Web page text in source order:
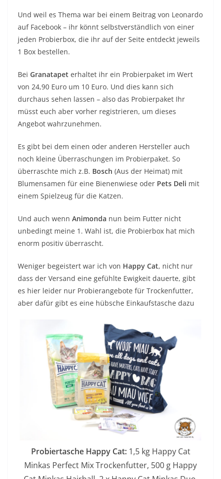
Und weil es Thema war bei einem Beitrag von Leonardo
auf Facebook – ihr könnt selbstverständlich von einer
jeden Probierbox, die ihr auf der Seite entdeckt jeweils
1 Box bestellen.
Bei Granatapet erhaltet ihr ein Probierpaket im Wert
von 24,90 Euro um 10 Euro. Und dies kann sich
durchaus sehen lassen – also das Probierpaket Ihr
müsst euch aber vorher registrieren, um dieses
Angebot wahrzunehmen.
Es gibt bei dem einen oder anderen Hersteller auch
noch kleine Überraschungen im Probierpaket. So
überraschte mich z.B. Bosch (Aus der Heimat) mit
Blumensamen für eine Bienenwiese oder Pets Deli mit
einem Spielzeug für die Katzen.
Und auch wenn Animonda nun beim Futter nicht
unbedingt meine 1. Wahl ist, die Probierbox hat mich
enorm positiv überrascht.
Weniger begeistert war ich von Happy Cat, nicht nur
dass der Versand eine gefühlte Ewigkeit dauerte, gibt
es hier leider nur Probierangebote für Trockenfutter,
aber dafür gibt es eine hübsche Einkaufstasche dazu
Probiertasche Happy Cat:1,5 kg Happy Cat
Minkas Perfect Mix Trockenfutter, 500 g Happy